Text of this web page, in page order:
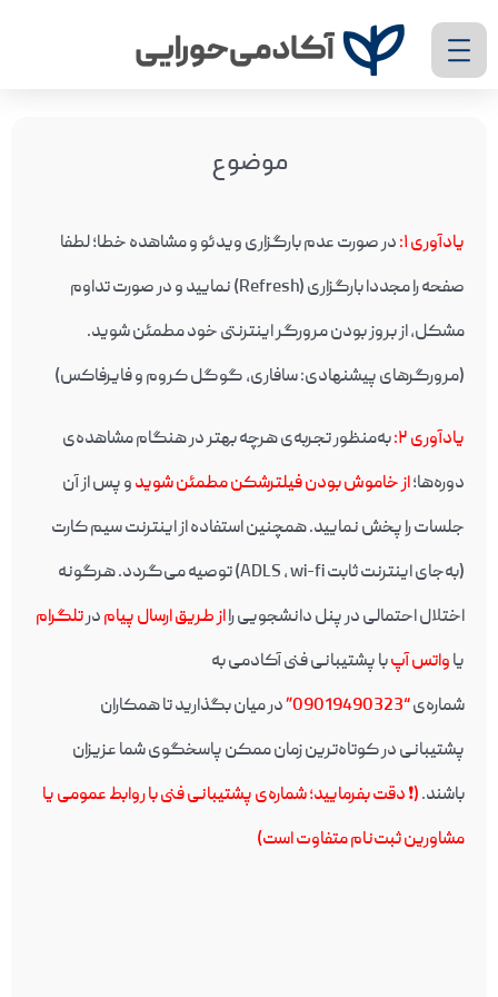
موضوع
یادآوری ۱ :در صورت عدم بارگزاری ویدئو و مشاهده خطا؛ لطفا
صفحه را مجددا بارگزاری (Refresh) نمایید و در صورت تداوم
مشکل، از بروز بودن مرورگر اینترنتی خود مطمئن شوید.
(مرورگرهای پیشنهادی: سافاری، گوگل کروم و فایرفاکس)
یادآوری ۲ :به‌منظور تجربه‌ی هرچه بهتر در هنگام مشاهده‌ی
دوره‌ها؛از خاموش بودن فیلترشکن مطمئن شویدو پس از آن
جلسات را پخش نمایید. همچنین استفاده از اینترنت سیم کارت
(به‌جای اینترنت ثابت ADLS , wi-fi) توصیه می‌گردد. هرگونه
اختلال احتمالی در پنل دانشجویی رااز طریق ارسال پیامدرتلگرام
یاواتس آپبا پشتیبانی فنی آکادمی به
شماره‌ی“09019490323”
در میان بگذارید تا همکاران
پشتیبانی در کوتاه‌ترین زمان ممکن پاسخگوی شما عزیزان
باشند.(❗️ دقت بفرمایید؛ شماره‌ی پشتیبانی فنی با روابط عمومی یا
مشاورین ثبت‌نام متفاوت است)